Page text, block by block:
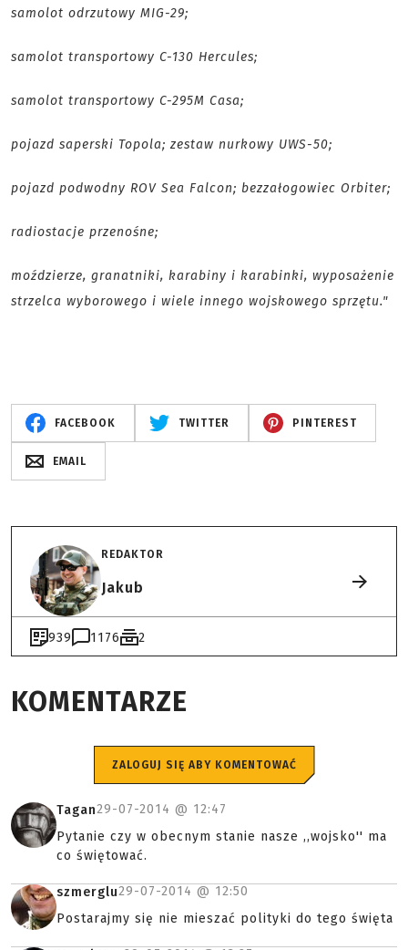
samolot odrzutowy MIG-29;
samolot transportowy C-130 Hercules;
samolot transportowy C-295M Casa;
pojazd saperski Topola; zestaw nurkowy UWS-50;
pojazd podwodny ROV Sea Falcon; bezzałogowiec Orbiter;
radiostacje przenośne;
moździerze, granatniki, karabiny i karabinki, wyposażenie
strzelca wyborowego i wiele innego wojskowego sprzętu."
FACEBOOK TWITTER PINTEREST
EMAIL
REDAKTOR
Jakub
939 1176 2
KOMENTARZE
ZALOGUJ SIĘ ABY KOMENTOWAĆ
Tagan29-07-2014 @ 12:47
Pytanie czy w obecnym stanie nasze ,,wojsko'' ma
co świętować.
szmerglu29-07-2014 @ 12:50
Postarajmy się nie mieszać polityki do tego święta